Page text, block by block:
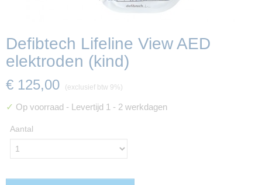
Defibtech Lifeline View AED
elektroden (kind)
€ 125,00 (exclusief btw 9%)
✓ Op voorraad - Levertijd 1 - 2 werkdagen
Aantal